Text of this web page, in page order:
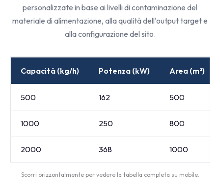
personalizzate in base ai livelli di contaminazione del
materiale di alimentazione, alla qualità dell'output target e
alla configurazione del sito.
Capacità (kg/h) Potenza (kW) Area (m²)
500 162 500
1000 250 800
2000 368 1000
Scorri orizzontalmente per vedere la tabella completa su mobile.